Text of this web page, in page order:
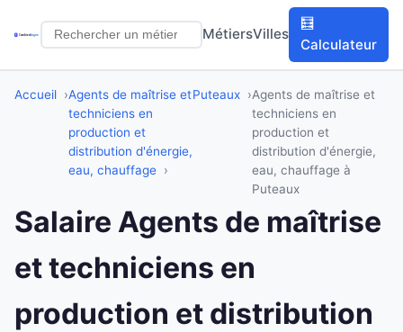
MétiersVilles
🧮
Calculateur
Accueil
Agents de maîtrise et
techniciens en
production et
distribution d'énergie,
eau, chauffage
Puteaux
Agents de maîtrise et
techniciens en
production et
distribution d'énergie,
eau, chauffage à
Puteaux
Salaire Agents de maîtrise
et techniciens en
production et distribution